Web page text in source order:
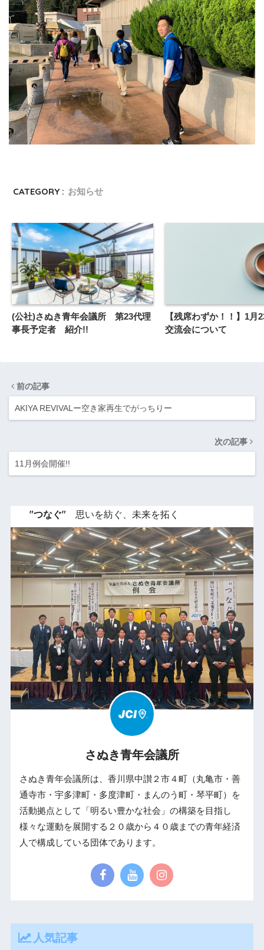
CATEGORY : お知らせ
(公社)さぬき青年会議所 第23代理
事長予定者 紹介!!
【残席わずか！！】1月
交流会について
前の記事
AKIYA REVIVALー空き家再生でがっちりー
次の記事
11月例会開催!!
"つなぐ" 思いを紡ぐ、未来を拓く
さぬき青年会議所
さぬき青年会議所は、香川県中讃２市４町（丸亀市・善
通寺市・宇多津町・多度津町・まんのう町・琴平町）を
活動拠点として「明るい豊かな社会」の構築を目指し
様々な運動を展開する２０歳から４０歳までの青年経済
人で構成している団体であります。
人気記事